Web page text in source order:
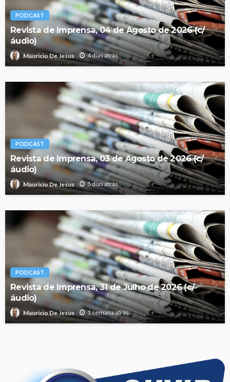
PODCAST
Revista de Imprensa, 04 de Agosto de 2026 (c/
áudio)
Mauricio De Jesus 4 dias atrás
PODCAST
Revista de Imprensa, 03 de Agosto de 2026 (c/
áudio)
Mauricio De Jesus 5 dias atrás
PODCAST
Revista de Imprensa, 31 de Julho de 2026 (c/
áudio)
Mauricio De Jesus 1 semana atrás